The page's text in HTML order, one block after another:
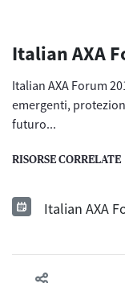
Italian AXA
Italian AXA Forum
emergenti,
futuro...
RISORSE CORRELATE
Italian AXA